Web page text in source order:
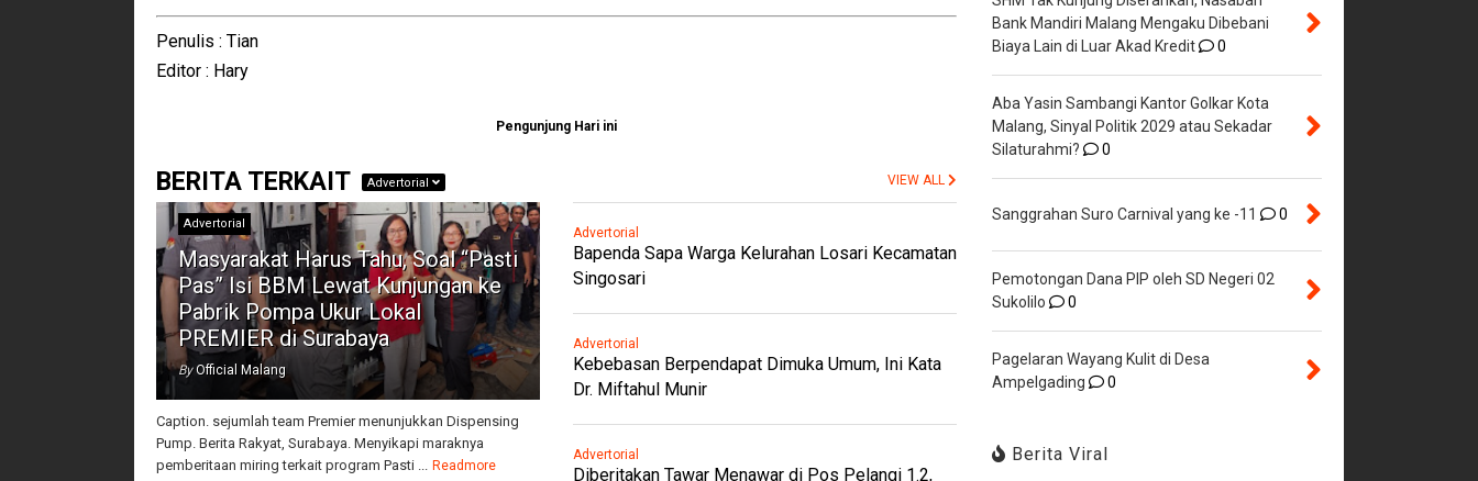
Penulis : Tian
Editor : Hary
Pengunjung Hari ini
BERITA TERKAIT Advertorial VIEW ALL
Advertorial
Masyarakat Harus Tahu, Soal “Pasti
Pas” Isi BBM Lewat Kunjungan ke
Pabrik Pompa Ukur Lokal
PREMIER di Surabaya
By Official Malang
Caption. sejumlah team Premier menunjukkan Dispensing
Pump. Berita Rakyat, Surabaya. Menyikapi maraknya
pemberitaan miring terkait program Pasti ... Readmore
Advertorial
Bapenda Sapa Warga Kelurahan Losari Kecamatan
Singosari
Advertorial
Kebebasan Berpendapat Dimuka Umum, Ini Kata
Dr. Miftahul Munir
Advertorial
Diberitakan Tawar Menawar di Pos Pelangi 1.2,
Bank Mandiri Malang Mengaku Dibebani
Biaya Lain di Luar Akad Kredit
0
Aba Yasin Sambangi Kantor Golkar Kota
Malang, Sinyal Politik 2029 atau Sekadar
Silaturahmi?
0
Sanggrahan Suro Carnival yang ke -11 0
Pemotongan Dana PIP oleh SD Negeri 02
Sukolilo
0
Pagelaran Wayang Kulit di Desa
Ampelgading
0
Berita Viral